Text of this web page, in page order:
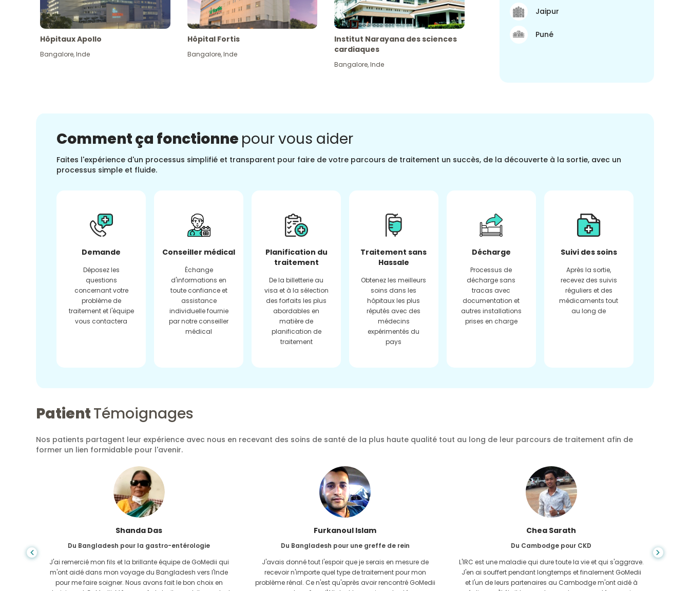
Hôpitaux Apollo
Bangalore,Inde
Hôpital Fortis
Bangalore,Inde
Institut Narayana des sciences
cardiaques
Bangalore,Inde
Jaipur
Puné
Comment ça fonctionne pour vous aider
Faites l'expérience d'un processus simplifié et transparent pour faire de votre parcours de traitement un succès, de la découverte à la sortie, avec un
processus simple et fluide.
Demande
Déposez les
questions
concernant votre
problème de
traitement et l'équipe
vous contactera
Conseiller médical
Échange
d'informations en
toute confiance et
assistance
individuelle fournie
par notre conseiller
médical
Planification du
traitement
De la billetterie au
visa et à la sélection
des forfaits les plus
abordables en
matière de
planification de
traitement
Traitement sans
Hassale
Obtenez les meilleurs
soins dans les
hôpitaux les plus
réputés avec des
médecins
expérimentés du
pays
Décharge
Processus de
décharge sans
tracas avec
documentation et
autres installations
prises en charge
Suivi des soins
Après la sortie,
recevez des suivis
réguliers et des
médicaments tout
au long de
PatientTémoignages
Nos patients partagent leur expérience avec nous en recevant des soins de santé de la plus haute qualité tout au long de leur parcours de traitement afin de
former un lien formidable pour l'avenir.
Shanda Das
Du Bangladesh pour la gastro-entérologie
J'ai remercié mon fils et la brillante équipe de GoMedii qui
m'ont aidé dans mon voyage du Bangladesh vers l'Inde
pour me faire soigner. Nous avons fait le bon choix en
Furkanoul Islam
Du Bangladesh pour une greffe de rein
J'avais donné tout l'espoir que je serais en mesure de
recevoir n'importe quel type de traitement pour mon
problème rénal. Ce n'est qu'après avoir rencontré GoMedii
Chea Sarath
Du Cambodge pour CKD
L'IRC est une maladie qui dure toute la vie et qui s'aggrave.
J'en ai souffert pendant longtemps et finalement GoMedii
et l'un de leurs partenaires au Cambodge m'ont aidé à